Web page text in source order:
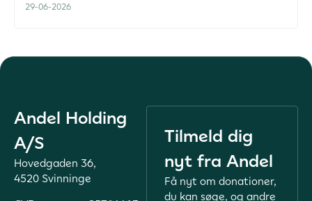
29-06-2026
Andel Holding
A/S
Hovedgaden 36,
4520 Svinninge
Tilmeld dig
nyt fra Andel
Få nyt om donationer,
du kan søge, og andre